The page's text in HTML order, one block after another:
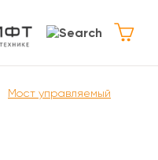
Мост управляемый